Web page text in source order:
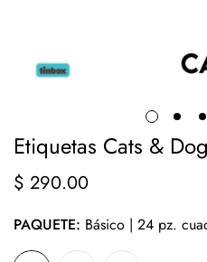
Etiquetas Cats &
Precio
$ 290.00
PAQUETE: Básico | 24 pz.